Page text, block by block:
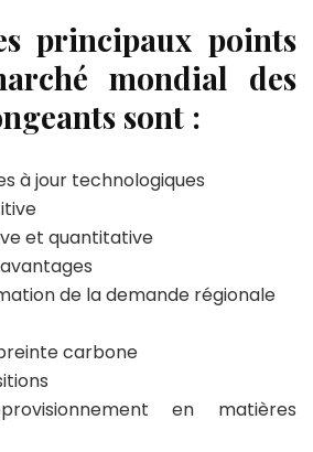
principaux points
mondial des
sont :
à jour technologiques
et quantitative
de la demande régionale
carbone
en matières